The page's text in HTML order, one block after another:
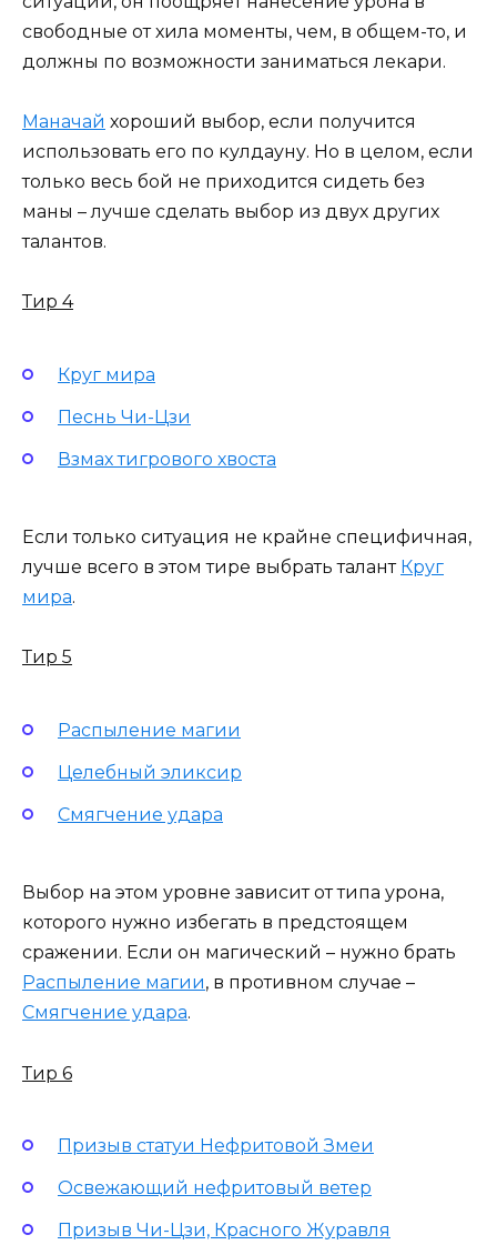
свободные от хила моменты, чем, в общем-то, и
должны по возможности заниматься лекари.
Маначай хороший выбор, если получится
использовать его по кулдауну. Но в целом, если
только весь бой не приходится сидеть без
маны – лучше сделать выбор из двух других
талантов.
Тир 4
Круг мира
Песнь Чи-Цзи
Взмах тигрового хвоста
Если только ситуация не крайне специфичная,
лучше всего в этом тире выбрать талант Круг
мира.
Тир 5
Распыление магии
Целебный эликсир
Смягчение удара
Выбор на этом уровне зависит от типа урона,
которого нужно избегать в предстоящем
сражении. Если он магический – нужно брать
Распыление магии, в противном случае –
Смягчение удара.
Тир 6
Призыв статуи Нефритовой Змеи
Освежающий нефритовый ветер
Призыв Чи-Цзи, Красного Журавля